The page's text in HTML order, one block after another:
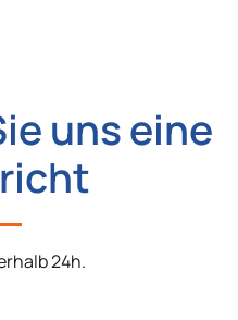
uns eine
24h.